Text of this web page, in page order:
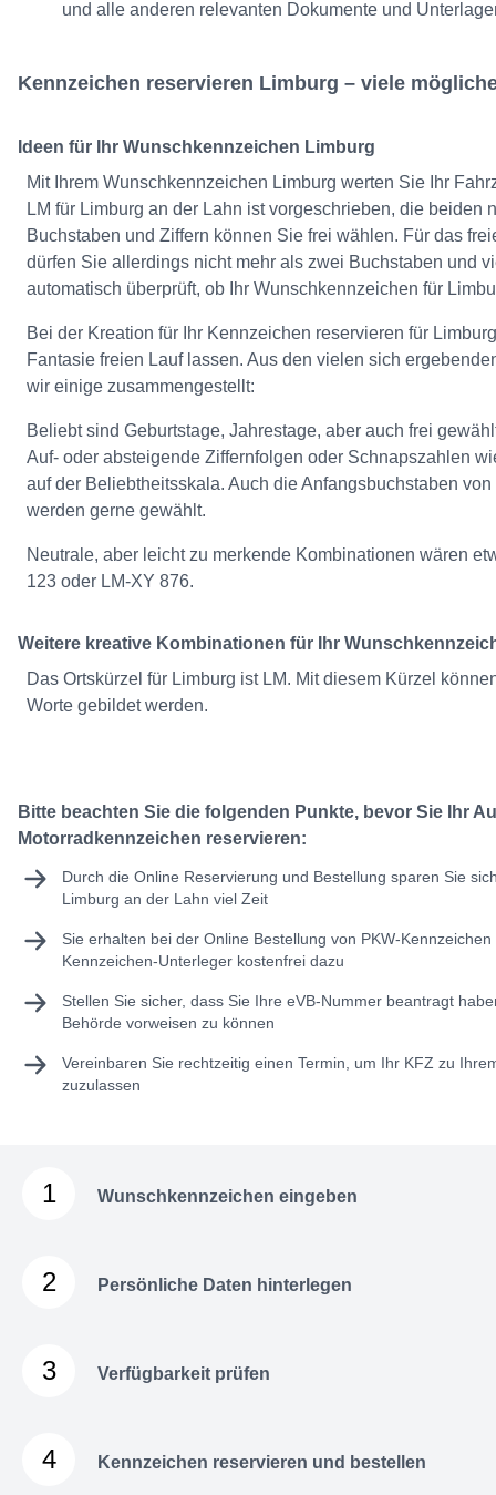
und alle anderen relevanten Dokumente und
Kennzeichen reservieren Limburg – viele
Ideen für Ihr Wunschkennzeichen Limburg
Mit Ihrem Wunschkennzeichen Limburg werten Sie Ihr
LM für Limburg an der Lahn ist vorgeschrieben, die beiden
Buchstaben und Ziffern können Sie frei wählen. Für das
dürfen Sie allerdings nicht mehr als zwei Buchstaben und
automatisch überprüft, ob Ihr Wunschkennzeichen für
Bei der Kreation für Ihr Kennzeichen reservieren für
Fantasie freien Lauf lassen. Aus den vielen sich
wir einige zusammengestellt:
Beliebt sind Geburtstage, Jahrestage, aber auch frei
Auf- oder absteigende Ziffernfolgen oder Schnapszahlen
auf der Beliebtheitsskala. Auch die Anfangsbuchstaben
werden gerne gewählt.
Neutrale, aber leicht zu merkende Kombinationen wären
123 oder LM-XY 876.
Weitere kreative Kombinationen für Ihr
Das Ortskürzel für Limburg ist LM. Mit diesem Kürzel
Worte gebildet werden.
Bitte beachten Sie die folgenden Punkte, bevor Sie Ihr
Motorradkennzeichen reservieren:
Durch die Online Reservierung und Bestellung sparen Sie
Limburg an der Lahn viel Zeit
Sie erhalten bei der Online Bestellung von PKW-
Kennzeichen-Unterleger kostenfrei dazu
Stellen Sie sicher, dass Sie Ihre eVB-Nummer beantragt
Behörde vorweisen zu können
Vereinbaren Sie rechtzeitig einen Termin, um Ihr KFZ zu
zuzulassen
1 Wunschkennzeichen eingeben
2 Persönliche Daten hinterlegen
3 Verfügbarkeit prüfen
4 Kennzeichen reservieren und bestellen